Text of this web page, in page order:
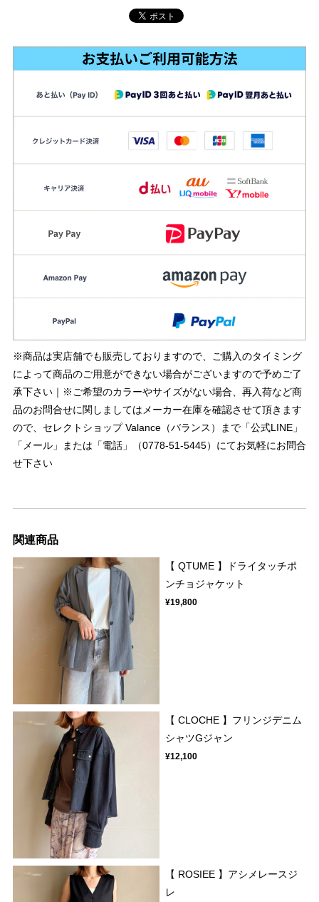
※商品は実店舗でも販売しておりますので、ご購入のタイミング
によって商品のご用意ができない場合がございますので予めご了
承下さい｜※ご希望のカラーやサイズがない場合、再入荷など商
品のお問合せに関しましてはメーカー在庫を確認させて頂きます
ので、セレクトショップ Valance（バランス）まで「公式LINE」
「メール」または「電話」（0778-51-5445）にてお気軽にお問合
せ下さい
関連商品
【 QTUME 】ドライタッチポ
ンチョジャケット
¥19,800
【 CLOCHE 】フリンジデニム
シャツGジャン
¥12,100
【 ROSIEE 】アシメレースジ
レ